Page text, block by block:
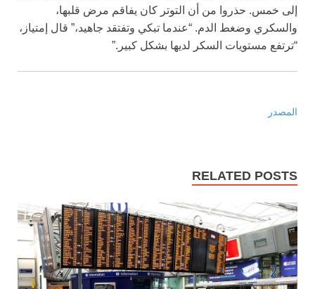
إلى خمس. حذروا من أن التوتر كان يفاقم مرض قلبها،
والسكري وضغط الدم. “عندما تبكي وتفتقد جاهيد،” قال إمتياز،
“ترتفع مستويات السكر لديها بشكل كبير.”
المصدر
RELATED POSTS